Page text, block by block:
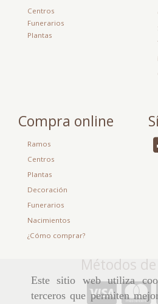
Este sitio web utiliza
terceros que permiten
Centros
Funerarios
Plantas
Compra online
Ramos
Centros
Plantas
Decoración
Funerarios
Nacimientos
¿Cómo comprar?
Métodos